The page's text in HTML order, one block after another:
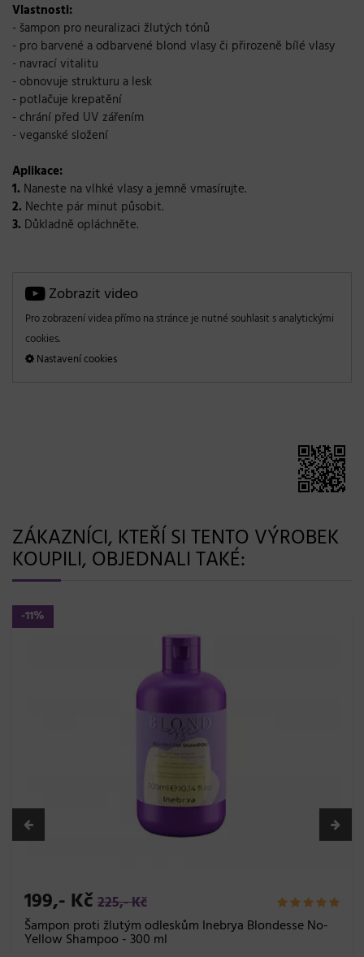
Vlastnosti:
- šampon pro neuralizaci žlutých tónů
- pro barvené a odbarvené blond vlasy či přirozeně bílé vlasy
- navrací vitalitu
- obnovuje strukturu a lesk
- potlačuje krepatění
- chrání před UV zářením
- veganské složení
Aplikace:
1. Naneste na vlhké vlasy a jemně vmasírujte.
2. Nechte pár minut působit.
3. Důkladně opláchněte.
Zobrazit video
Pro zobrazení videa přímo na stránce je nutné souhlasit s analytickými
cookies.
Nastavení cookies
ZÁKAZNÍCI, KTEŘÍ SI TENTO VÝROBEK
KOUPILI, OBJEDNALI TAKÉ:
-11%
199,- Kč 225,- Kč
Šampon proti žlutým odleskům Inebrya Blondesse No-
Yellow Shampoo - 300 ml